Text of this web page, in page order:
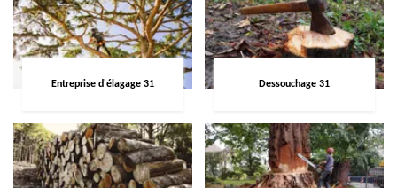
Entreprise d'élagage 31 Dessouchage 31